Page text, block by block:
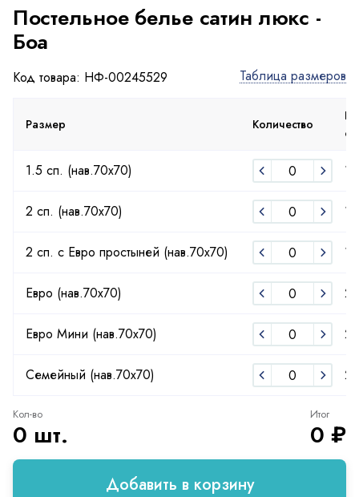
Постельное белье сатин люкс -
Боа
Код товара: НФ-00245529 Таблица размеров
Размер Количество
1.5 сп. (нав.70х70)
2 сп. (нав.70х70)
2 сп. с Евро простыней (нав.70х70)
Евро (нав.70х70)
Евро Мини (нав.70х70)
Семейный (нав.70х70)
Кол-во
0 шт.
Итог
0 ₽
Добавить в корзину